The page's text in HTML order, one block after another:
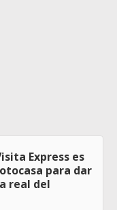
Express es
para dar
real del